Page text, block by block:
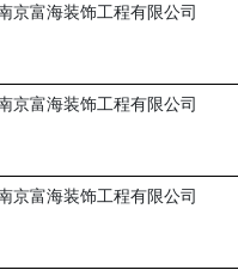
京富海装饰工程有限公司
京富海装饰工程有限公司
京富海装饰工程有限公司